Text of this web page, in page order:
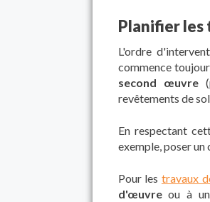
Planifier les
L'ordre
commence
second œuvre
revêtements de
En respectant
exemple, poser
Pour les travaux
d'œuvreou à un